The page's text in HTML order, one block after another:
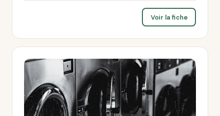
Voir la fiche